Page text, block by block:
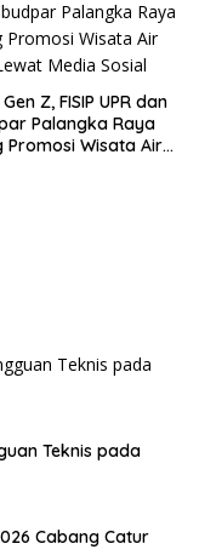
Z, FISIP UPR dan
Palangka Raya
Promosi Wisata Air
Teknis pada
Cabang Catur